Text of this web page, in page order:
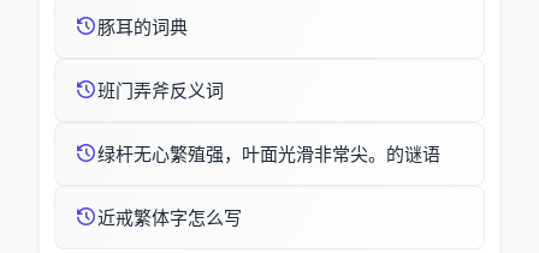
豚耳的词典
班门弄斧反义词
绿杆无心繁殖强，叶面光滑非常尖。的谜语
近戒繁体字怎么写